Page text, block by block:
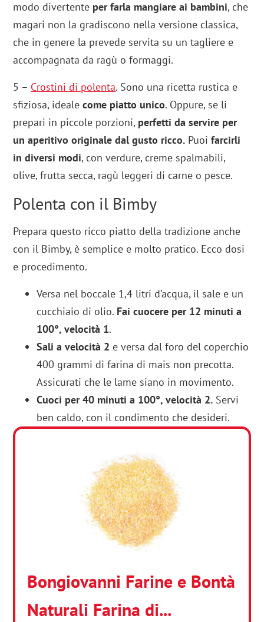
modo divertente per farla mangiare ai bambini, che
magari non la gradiscono nella versione classica,
che in genere la prevede servita su un tagliere e
accompagnata da ragù o formaggi.
5 – Crostini di polenta. Sono una ricetta rustica e
sfiziosa, ideale come piatto unico. Oppure, se li
prepari in piccole porzioni, perfetti da servire per
un aperitivo originale dal gusto ricco. Puoi farcirli
in diversi modi, con verdure, creme spalmabili,
olive, frutta secca, ragù leggeri di carne o pesce.
Polenta con il Bimby
Prepara questo ricco piatto della tradizione anche
con il Bimby, è semplice e molto pratico. Ecco dosi
e procedimento.
Versa nel boccale 1,4 litri d’acqua, il sale e un
cucchiaio di olio. Fai cuocere per 12 minuti a
100°, velocità 1.
Sali a velocità 2 e versa dal foro del coperchio
400 grammi di farina di mais non precotta.
Assicurati che le lame siano in movimento.
Cuoci per 40 minuti a 100°, velocità 2. Servi
ben caldo, con il condimento che desideri.
Bongiovanni Farine e Bontà
Naturali Farina di...